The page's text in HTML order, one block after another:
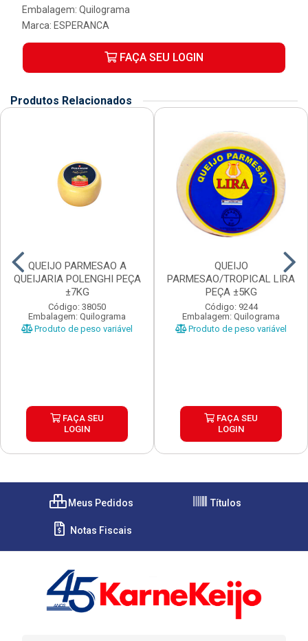
Embalagem: Quilograma
Marca: ESPERANCA
FAÇA SEU LOGIN
Produtos Relacionados
QUEIJO PARMESAO A
QUEIJARIA POLENGHI PEÇA
±7KG
Código: 38050
Embalagem: Quilograma
Produto de peso variável
FAÇA SEU
LOGIN
QUEIJO
PARMESAO/TROPICAL LIRA
PEÇA ±5KG
Código: 9244
Embalagem: Quilograma
Produto de peso variável
FAÇA SEU
LOGIN
Meus Pedidos Títulos
Notas Fiscais